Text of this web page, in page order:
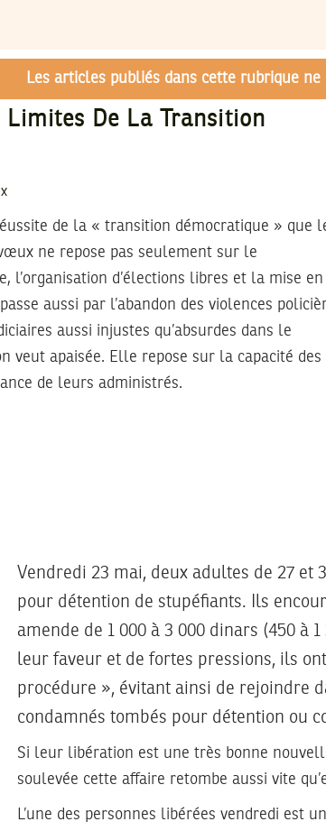
Les articles publiés dans cette rubrique
De La Transition
de la « transition démocratique » que
ne repose pas seulement sur le
l’organisation d’élections libres et la mise en
aussi par l’abandon des violences
aussi injustes qu’absurdes dans le
veut apaisée. Elle repose sur la capacité des
de leurs administrés.
Vendredi 23 mai, deux adultes de 27
pour détention de stupéfiants. Ils
amende de 1 000 à 3 000 dinars (450 à
leur faveur et de fortes pressions, ils
procédure », évitant ainsi de rejoindre
condamnés tombés pour détention ou
Si leur libération est une très bonne
soulevée cette affaire retombe aussi vite
L’une des personnes libérées vendredi est